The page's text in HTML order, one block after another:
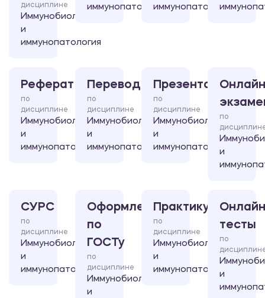
дисциплине
Иммунобиология
и
иммунопатология
иммунопатологияиммунопатология
Реферат
по
дисциплине
Иммунобиология
и
иммунопатология
Перевод
по
дисциплине
Иммунобиология
и
иммунопатология
Презентация
по
дисциплине
Иммунобиология
и
иммунопатология
по
и
СУРС
по
дисциплине
Иммунобиология
и
иммунопатология
Оформление
по
ГОСТу
по
дисциплине
Иммунобиология
и
Практикум
по
дисциплине
Иммунобиология
и
иммунопатология
тесты
по
и